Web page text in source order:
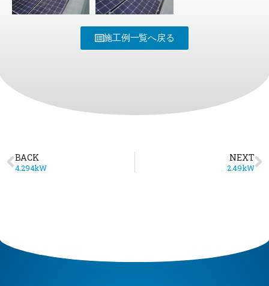
施工例一覧へ戻る
BACK
4.294kW
NEXT
2.49kW